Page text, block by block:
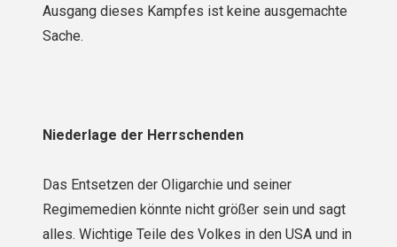
Ausgang dieses Kampfes ist keine ausgemachte
Sache.
Niederlage der Herrschenden
Das Entsetzen der Oligarchie und seiner
Regimemedien könnte nicht größer sein und sagt
alles. Wichtige Teile des Volkes in den USA und in